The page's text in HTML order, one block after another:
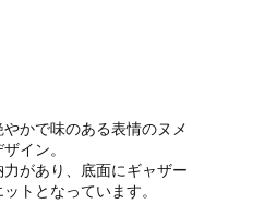
かで味のある表情のヌメ
イン。
があり、底面にギャザー
トとなっています。